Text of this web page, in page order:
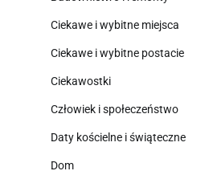
Ciekawe i wybitne miejsca
Ciekawe i wybitne postacie
Ciekawostki
Człowiek i społeczeństwo
Daty kościelne i świąteczne
Dom